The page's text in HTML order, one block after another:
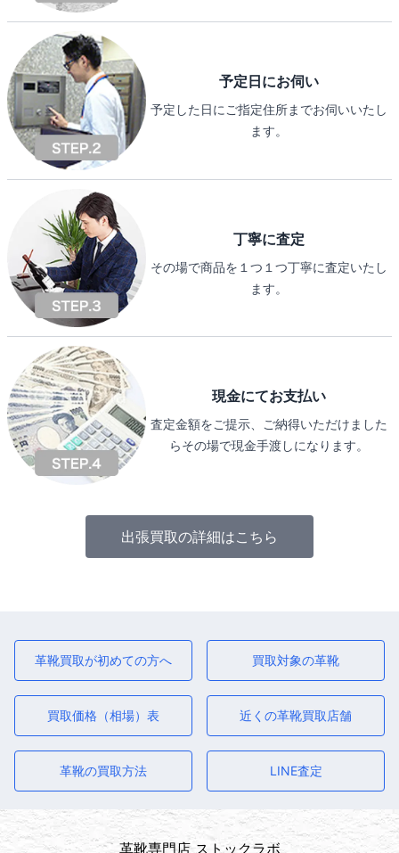
予定日にお伺い
予定した日にご指定住所までお伺いいたし
ます。
丁寧に査定
その場で商品を１つ１つ丁寧に査定いたし
ます。
現金にてお支払い
査定金額をご提示、ご納得いただけました
らその場で現金手渡しになります。
出張買取の詳細はこちら
革靴買取が初めての方へ 買取対象の革靴
買取価格（相場）表 近くの革靴買取店舗
革靴の買取方法 LINE査定
革靴専門店 ストックラボ